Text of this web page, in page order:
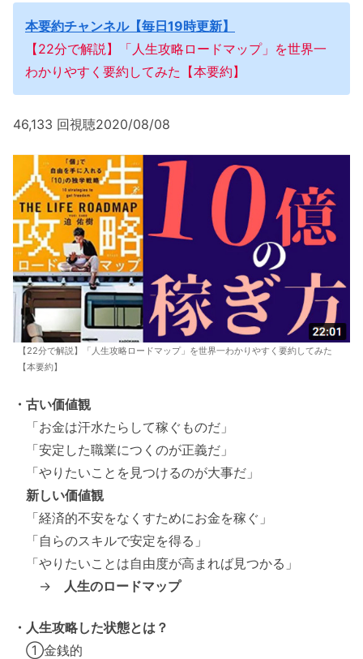
本要約チャンネル【毎日19時更新】
【22分で解説】「人生攻略ロードマップ」を世界一
わかりやすく要約してみた【本要約】
46,133 回視聴2020/08/08
【22分で解説】「人生攻略ロードマップ」を世界一わかりやすく要約してみた
【本要約】
・古い価値観
「お金は汗水たらして稼ぐものだ」
「安定した職業につくのが正義だ」
「やりたいことを見つけるのが大事だ」
新しい価値観
「経済的不安をなくすためにお金を稼ぐ」
「自らのスキルで安定を得る」
「やりたいことは自由度が高まれば見つかる」
→ 人生のロードマップ
・人生攻略した状態とは？
①金銭的